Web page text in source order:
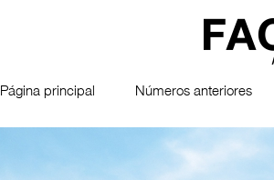
Página principal Números anteriores